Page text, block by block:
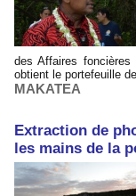
des Affaires
obtient le portefeuille
MAKATEA
Extraction de
les mains de la